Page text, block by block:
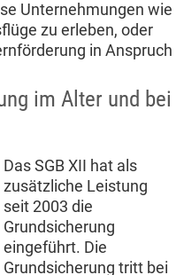
Unternehmungen wie
zu erleben, oder
in Anspruch
im Alter und bei
Das SGB XII hat als
zusätzliche Leistung
seit 2003 die
Grundsicherung
eingeführt. Die
Grundsicherung tritt bei